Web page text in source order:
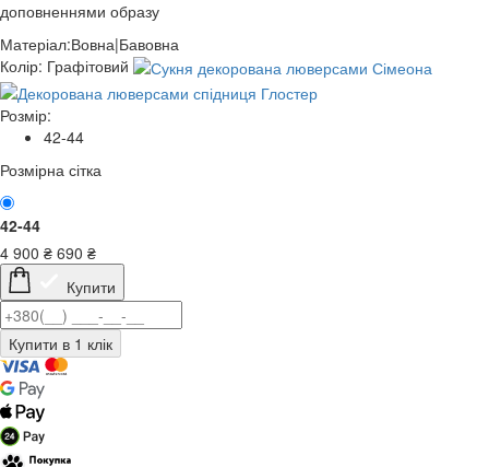
доповненнями образу
Матеріал:Вовна|Бавовна
Колір: Графітовий
Розмір:
42-44
Розмірна сітка
42-44
4 900 ₴ 690 ₴
Купити